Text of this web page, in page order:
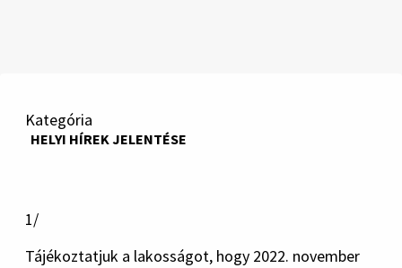
Kategória
HELYI HÍREK JELENTÉSE
1/
Tájékoztatjuk a lakosságot, hogy 2022. november